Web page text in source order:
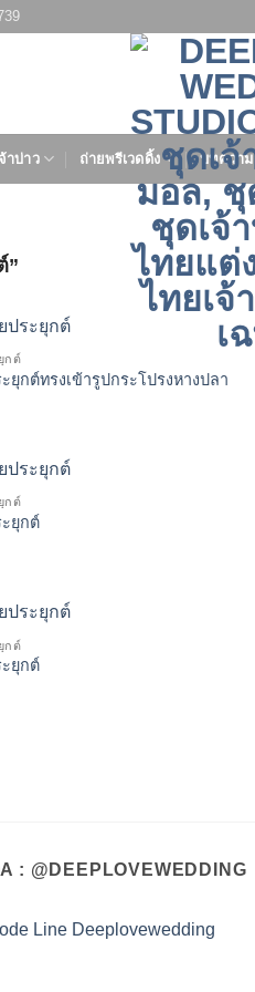
าบ่าว ถ่ายพรีเวดดิ้ง บทความ
”
กต์
ยุกต์ทรงเข้ารูปกระโปรงหางปลา
กต์
ยุกต์
กต์
ยุกต์
: @DEEPLOVEWEDDING